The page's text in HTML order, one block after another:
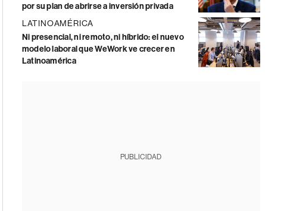
por su plan de abrirse a inversión privada
LATINOAMÉRICA
Ni presencial, ni remoto, ni híbrido: el nuevo
modelo laboral que WeWork ve crecer en
Latinoamérica
PUBLICIDAD